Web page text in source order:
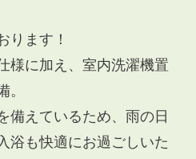
ります！
様に加え、室内洗濯機置
。
備えているため、雨の日
浴も快適にお過ごしいた